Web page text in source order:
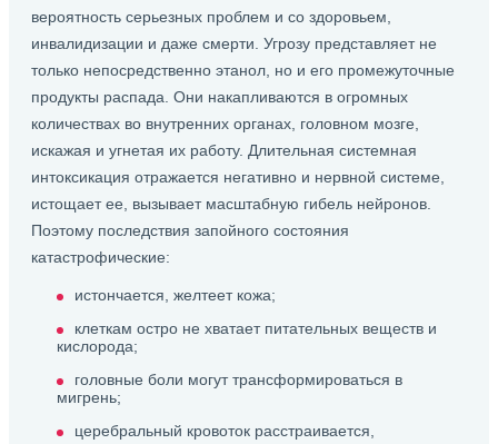
вероятность серьезных проблем и со здоровьем,
инвалидизации и даже смерти. Угрозу представляет не
только непосредственно этанол, но и его промежуточные
продукты распада. Они накапливаются в огромных
количествах во внутренних органах, головном мозге,
искажая и угнетая их работу. Длительная системная
интоксикация отражается негативно и нервной системе,
истощает ее, вызывает масштабную гибель нейронов.
Поэтому последствия запойного состояния
катастрофические:
истончается, желтеет кожа;
клеткам остро не хватает питательных веществ и
кислорода;
головные боли могут трансформироваться в
мигрень;
церебральный кровоток расстраивается,